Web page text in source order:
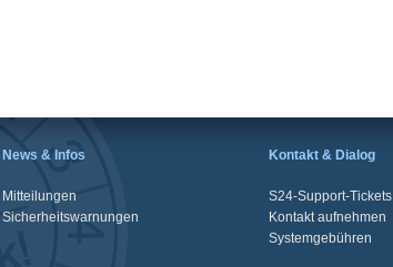
News & Infos
Mitteilungen
Sicherheitswarnungen
Kontakt & Dialog
S24-Support-Tickets
Kontakt aufnehmen
Systemgebühren